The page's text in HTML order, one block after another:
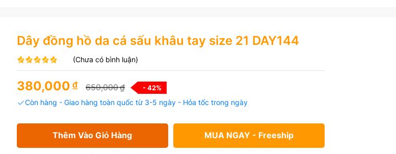
Dây đồng hồ da cá sấu khâu tay size 21 DAY144
(Chưa có bình luận)
380,000₫ 650,000₫ - 42%
Còn hàng - Giao hàng toàn quốc từ 3-5 ngày - Hỏa tốc trong ngày
Thêm Vào Giỏ Hàng MUA NGAY - Freeship